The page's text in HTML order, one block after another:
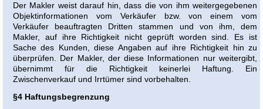
Der Makler weist darauf hin, dass die von ihm weitergegebenen
Objektinformationen vom Verkäufer bzw. von einem vom
Verkäufer beauftragten Dritten stammen und von ihm, dem
Makler, auf ihre Richtigkeit nicht geprüft worden sind. Es ist
Sache des Kunden, diese Angaben auf ihre Richtigkeit hin zu
überprüfen. Der Makler, der diese Informationen nur weitergibt,
übernimmt für die Richtigkeit keinerlei Haftung. Ein
Zwischenverkauf und Irrtümer sind vorbehalten.
§4 Haftungsbegrenzung